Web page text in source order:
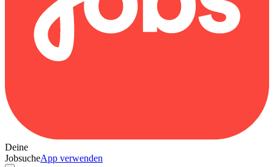
Deine
JobsucheApp verwenden